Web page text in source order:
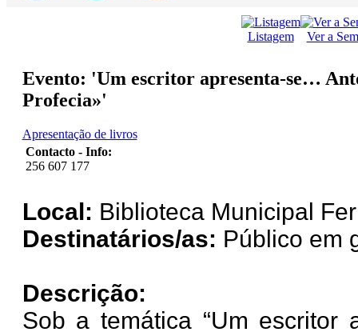
Listagem Ver a
Evento: 'Um escritor apresenta-se…
Profecia»'
Apresentação de livros
Contacto - Info:
256 607 177
Local: Biblioteca Municipal
Destinatários/as: Público em
Descrição:
Sob a temática “Um escritor